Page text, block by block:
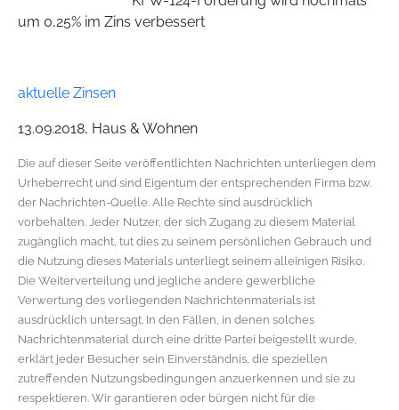
um 0,25% im Zins verbessert
aktuelle Zinsen
13.09.2018, Haus & Wohnen
Die auf dieser Seite veröffentlichten Nachrichten unterliegen dem
Urheberrecht und sind Eigentum der entsprechenden Firma bzw.
der Nachrichten-Quelle. Alle Rechte sind ausdrücklich
vorbehalten. Jeder Nutzer, der sich Zugang zu diesem Material
zugänglich macht, tut dies zu seinem persönlichen Gebrauch und
die Nutzung dieses Materials unterliegt seinem alleinigen Risiko.
Die Weiterverteilung und jegliche andere gewerbliche
Verwertung des vorliegenden Nachrichtenmaterials ist
ausdrücklich untersagt. In den Fällen, in denen solches
Nachrichtenmaterial durch eine dritte Partei beigestellt wurde,
erklärt jeder Besucher sein Einverständnis, die speziellen
zutreffenden Nutzungsbedingungen anzuerkennen und sie zu
respektieren. Wir garantieren oder bürgen nicht für die